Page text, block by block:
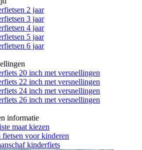
2 jaar
3 jaar
4 jaar
5 jaar
6 jaar
20 inch met versnellingen
22 inch met versnellingen
24 inch met versnellingen
26 inch met versnellingen
informatie
maat kiezen
fietsen voor kinderen
kinderfiets